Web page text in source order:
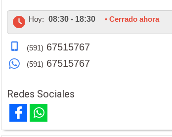
Hoy: 08:30 - 18:30 • Cerrado ahora
(591) 67515767
(591) 67515767
Redes Sociales